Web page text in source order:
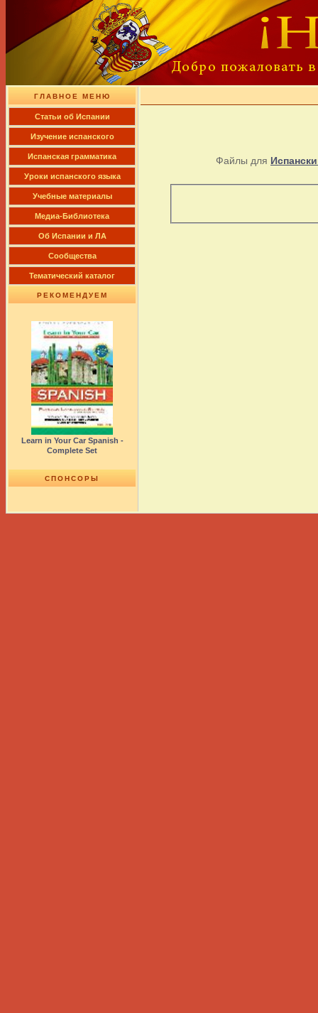
ГЛАВНОЕ МЕНЮ
Cтатьи об Испании
Изучение испанского
Испанская грамматика
Уроки испанского языка
Учебные материалы
Медиа-Библиотека
Об Испании и ЛА
Сообщества
Тематический каталог
РЕКОМЕНДУЕМ
Learn in Your Car Spanish -
Complete Set
СПОНСОРЫ
Файлы для